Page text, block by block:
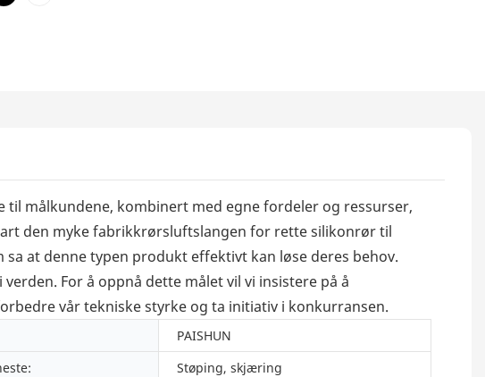
til målkundene, kombinert med egne fordeler og ressurser,
den myke fabrikkrørsluftslangen for rette silikonrør til
at denne typen produkt effektivt kan løse deres behov.
For å oppnå dette målet vil vi insistere på å
vår tekniske styrke og ta initiativ i konkurransen.
PAISHUN
Støping, skjæring